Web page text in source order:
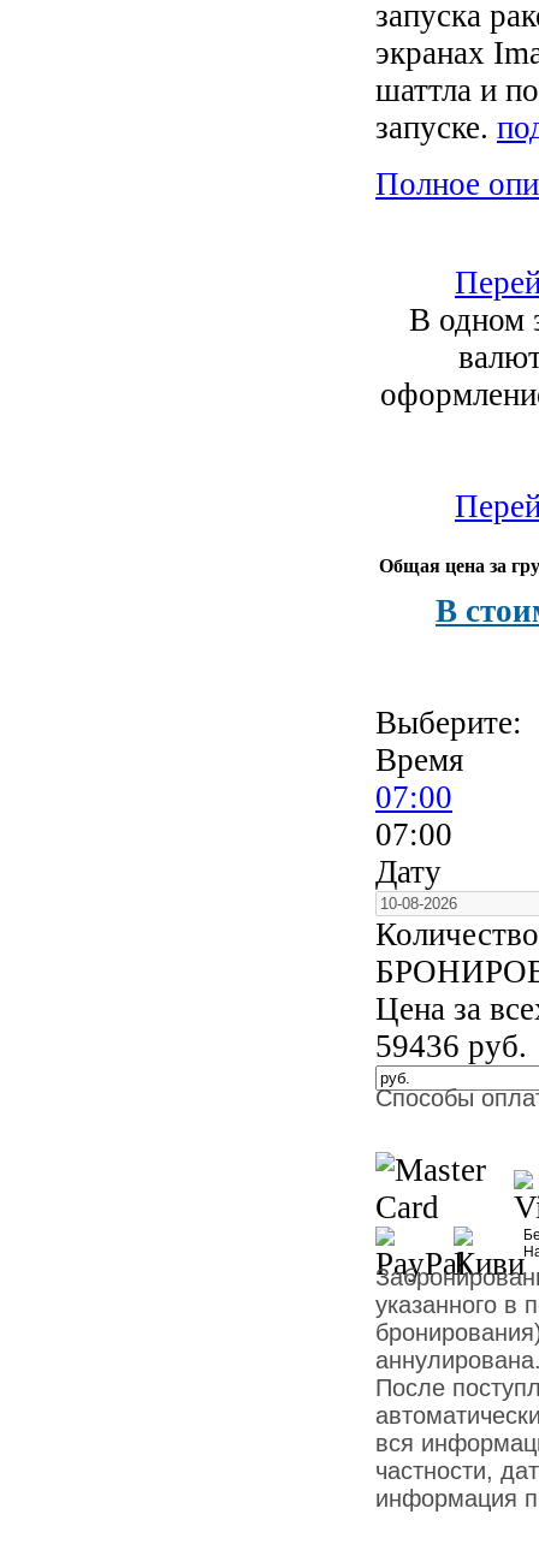
запуска
экранах
шаттла и
запуске.
Полное
В одном
Общая цена за
В
Выберите:
Время
07:00
07:00
Дату
Цена за
59436 руб.
Способы
указанного в
После
вся
частности,
информация